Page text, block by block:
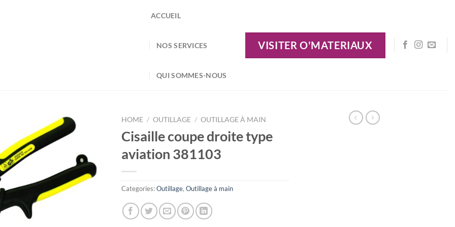
ACCUEIL
NOS SERVICES
QUI SOMMES-NOUS
VISITER O'MATERIAUX
HOME / OUTILLAGE / OUTILLAGE À MAIN
Cisaille coupe droite type
aviation 381103
Categories:Outillage, Outillage à main